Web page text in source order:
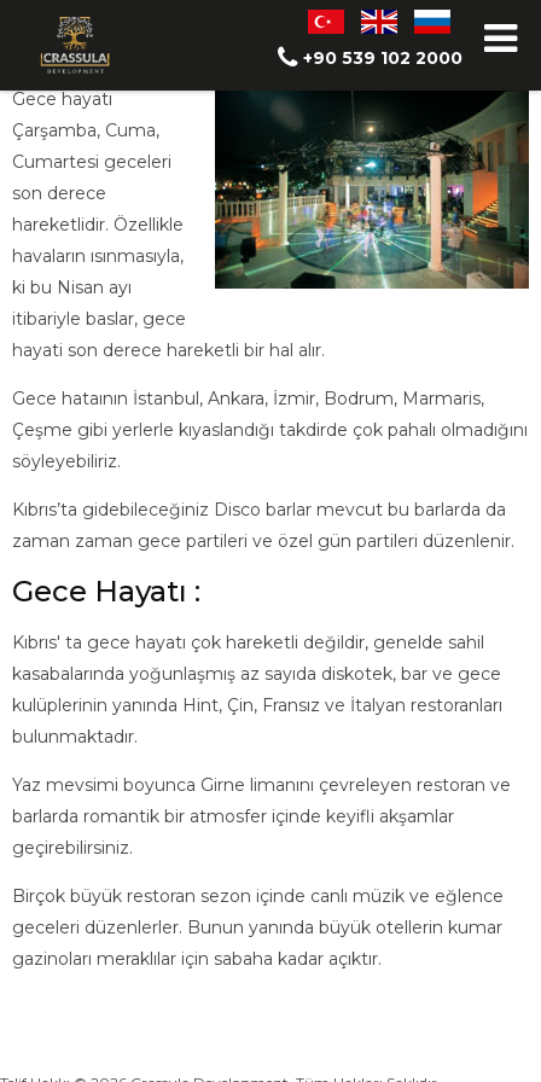
+90 539 102 2000
Gece Hayatı
Gece hayatı
Çarşamba, Cuma,
Cumartesi geceleri
son derece
hareketlidir. Özellikle
havaların ısınmasıyla,
ki bu Nisan ayı
itibariyle baslar, gece
hayati son derece hareketli bir hal alır.
Gece hataının İstanbul, Ankara, İzmir, Bodrum, Marmaris,
Çeşme gibi yerlerle kıyaslandığı takdirde çok pahalı olmadığını
söyleyebiliriz.
Kıbrıs’ta gidebileceğiniz Disco barlar mevcut bu barlarda da
zaman zaman gece partileri ve özel gün partileri düzenlenir.
Gece Hayatı :
Kıbrıs' ta gece hayatı çok hareketli değildir, genelde sahil
kasabalarında yoğunlaşmış az sayıda diskotek, bar ve gece
kulüplerinin yanında Hint, Çin, Fransız ve İtalyan restoranları
bulunmaktadır.
Yaz mevsimi boyunca Girne limanını çevreleyen restoran ve
barlarda romantik bir atmosfer içinde keyifli akşamlar
geçirebilirsiniz.
Birçok büyük restoran sezon içinde canlı müzik ve eğlence
geceleri düzenlerler. Bunun yanında büyük otellerin kumar
gazinoları meraklılar için sabaha kadar açıktır.